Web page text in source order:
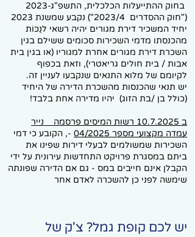
בחוק ההתייעלות הכלכלית, התשפ"ג-2023
יחיד המשכיר דירת מגורים יהיה רשאי לנַכּוֹת
מהכנסתו מדמי השכירות סכומים ששילם בגין
השכרת דירת מגורים אחרת למגוריו (או בגין בית
אבות / בית חולים גריאטרי), וזאת בכפוף
לקיומם של מלוא התנאים שנקבעו לעניין זה.
יש תנאי שהכנסות מהשכרת הדירה של היחיד
(כולל בן /בת הזוג) יהיו מדירה אחת בלבד!
ב 10.7.2025 רשות המיסים פרסמה נייר
עמדה מקצועי מספר 04/2025
-, הקובע כי דמי
השכירות שמשולמים לבעלי דירות שפינו את
ביתם במסגרת פרויקט התחדשות עירונית על ידי
הקבלן אינם חייבים במס - גם אם הדירה שפונתה
שימשה לפני כן להשכרה לאדם אחר
יש לכם קופת גמל? צ'ק של